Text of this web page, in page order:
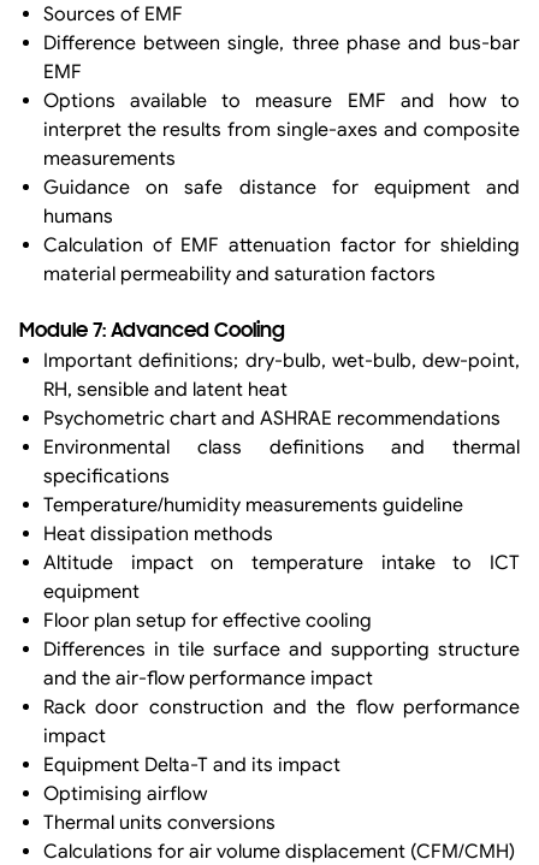
Sources of EMF
Difference between single, three phase and bus-bar
EMF
Options available to measure EMF and how to
interpret the results from single-axes and composite
measurements
Guidance on safe distance for equipment and
humans
Calculation of EMF attenuation factor for shielding
material permeability and saturation factors
Module 7: Advanced Cooling
Important definitions; dry-bulb, wet-bulb, dew-point,
RH, sensible and latent heat
Psychometric chart and ASHRAE recommendations
Environmental class definitions and thermal
specifications
Temperature/humidity measurements guideline
Heat dissipation methods
Altitude impact on temperature intake to ICT
equipment
Floor plan setup for effective cooling
Differences in tile surface and supporting structure
and the air-flow performance impact
Rack door construction and the flow performance
impact
Equipment Delta-T and its impact
Optimising airflow
Thermal units conversions
Calculations for air volume displacement (CFM/CMH)